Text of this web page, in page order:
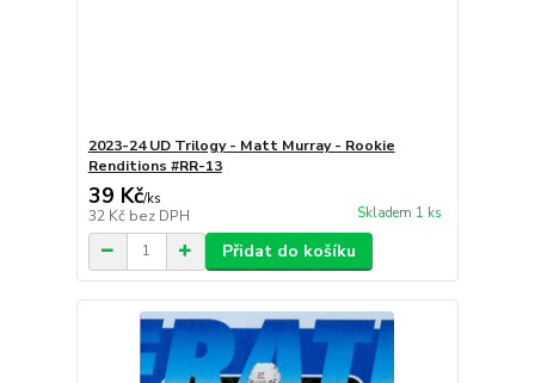
2023-24 UD Trilogy - Matt Murray - Rookie
Renditions #RR-13
39 Kč/ks
32 Kč bez DPH Skladem 1 ks
Přidat do košíku